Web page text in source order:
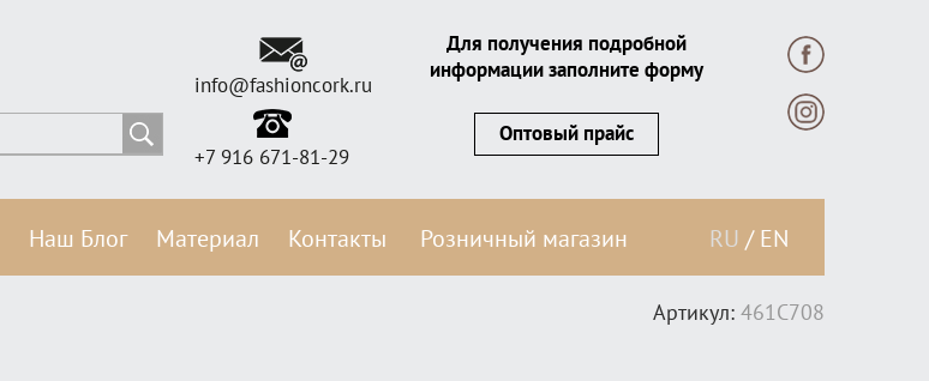
info@fashioncork.ru
+7 916 671-81-29
Для получения подробной
информации заполните форму
Оптовый прайс
Наш Блог Материал Контакты Розничный магазин RU / EN
Артикул: 461C708